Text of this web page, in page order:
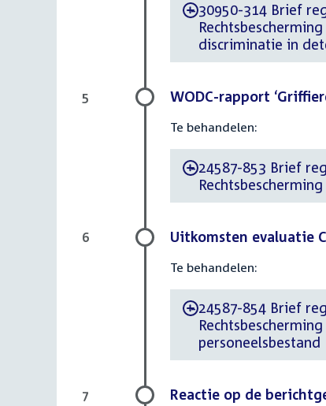
-30950-314 Brief
discriminatie in
WODC-rapport
Te behandelen:
-24587-853 Brief
5
Uitkomsten evaluatie
Te behandelen:
-24587-854 Brief
personeelsbestand
6
Reactie op de
7